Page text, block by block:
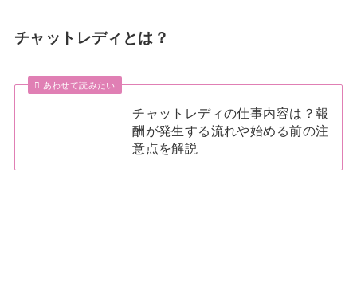
チャットレディとは？
あわせて読みたい
チャットレディの仕事内容は？報
酬が発生する流れや始める前の注
意点を解説